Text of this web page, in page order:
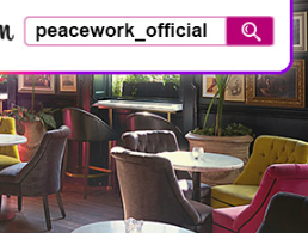
まずは無料お見積り依頼をお待ちしてお
ミズノ）のカタログ製品につきまして価
製品はカタログサイトをぜひご覧くださ
シード、ニシキ、ナゼロの製品につきま
ございます。当ホームページでは新カタ